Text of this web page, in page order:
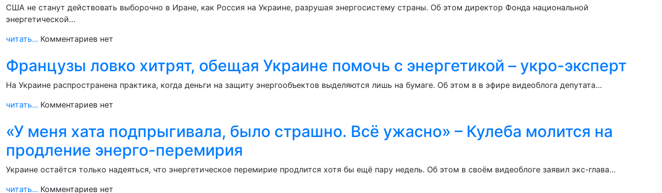
США не станут действовать выборочно в Иране, как Россия на Украине, разрушая энергосистему страны. Об этом директор Фонда национальной
энергетической…
читать... Комментариев нет
Французы ловко хитрят, обещая Украине помочь с энергетикой – укро-эксперт
На Украине распространена практика, когда деньги на защиту энергообъектов выделяются лишь на бумаге. Об этом в в эфире видеоблога депутата…
читать... Комментариев нет
«У меня хата подпрыгивала, было страшно. Всё ужасно» – Кулеба молится на
продление энерго-перемирия
Украине остаётся только надеяться, что энергетическое перемирие продлится хотя бы ещё пару недель. Об этом в своём видеоблоге заявил экс-глава…
читать... Комментариев нет